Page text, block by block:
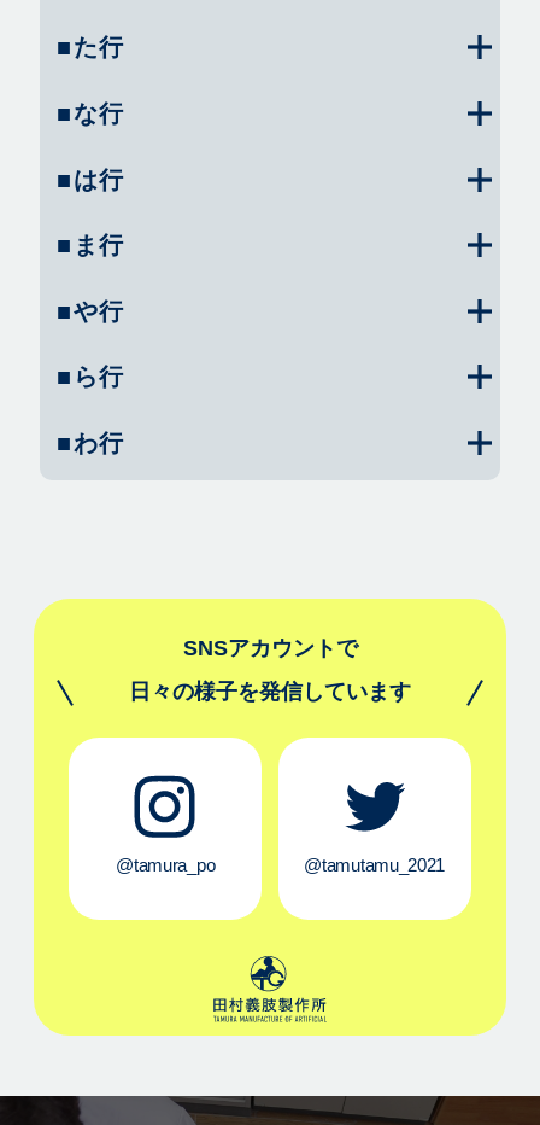
■た行
■な行
■は行
■ま行
■や行
■ら行
■わ行
SNSアカウントで
日々の様子を発信しています
@tamura_po @tamutamu_2021